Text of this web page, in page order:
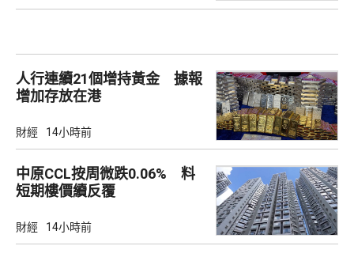
人行連續21個增持黃金 據報
增加存放在港
財經 14小時前
中原CCL按周微跌0.06% 料
短期樓價續反覆
財經 14小時前